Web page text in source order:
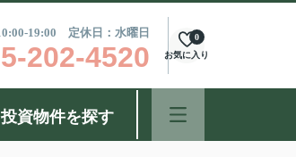
19:00 定休日：水曜日
202-4520 お気に入り
0
投資物件を探す